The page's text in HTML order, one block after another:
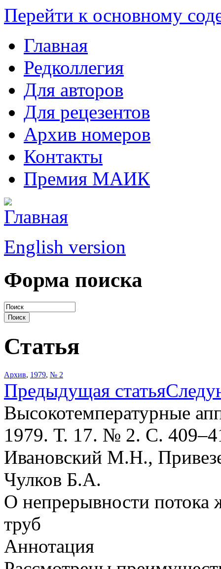
Перейти к основному
Главная
Редколлегия
Для авторов
Для рецезентов
Архив номеров
Контакты
Премия МАИК
English version
Форма поиска
Статья
Архив, 1979, № 2
Предыдущая статья
Высокотемпературные
1979. Т. 17. № 2. С.
Ивановский М.Н.,
Чулков Б.А.
О непрерывности потока
труб
Аннотация